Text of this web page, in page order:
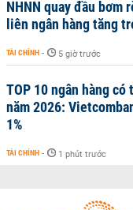
NHNN quay đầu bơm
liên ngân hàng tăng
TÀI CHÍNH - 5 giờ trước
TOP 10 ngân hàng
năm 2026:
1%
TÀI CHÍNH - 1 phút trước